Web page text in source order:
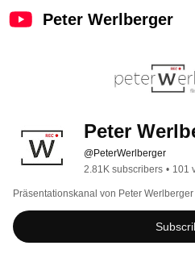
Peter Werlberger
Peter
@PeterWerlberger
2.81K subscribers • 101
Präsentationskanal von Peter